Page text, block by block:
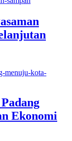
Ekonomi